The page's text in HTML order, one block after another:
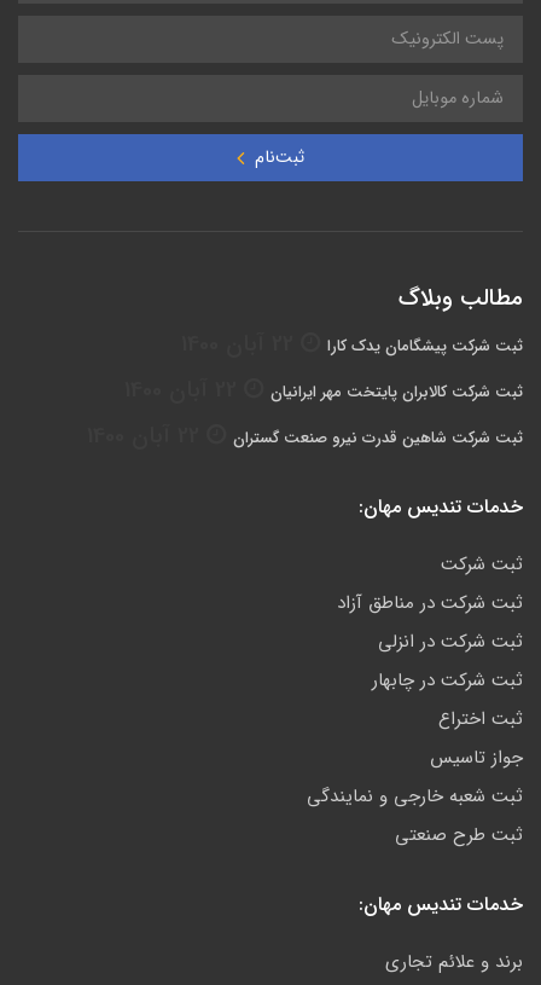
ثبت‌نام
مطالب وبلاگ
ثبت شرکت پیشگامان یدک کارا
ثبت شرکت کالابران پایتخت مهر ایرانیان
ثبت شرکت شاهین قدرت نیرو صنعت گستران
خدمات تندیس مهان:
ثبت شرکت
ثبت شرکت در مناطق آزاد
ثبت شرکت در انزلی
ثبت شرکت در چابهار
ثبت اختراع
جواز تاسیس
ثبت شعبه خارجی و نمایندگی
ثبت طرح صنعتی
خدمات تندیس مهان:
برند و علائم تجاری